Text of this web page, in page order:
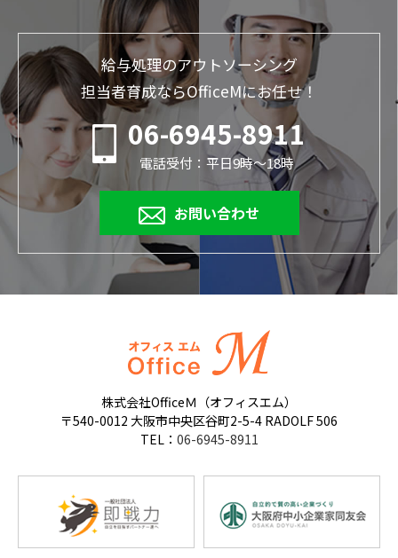
給与処理のアウトソーシング
担当者育成ならOfficeMにお任せ！
06-6945-8911
電話受付：平日9時～18時
お問い合わせ
株式会社OfficeＭ（オフィスエム）
〒540-0012 大阪市中央区谷町2-5-4 RADOLF 506
TEL： 06-6945-8911